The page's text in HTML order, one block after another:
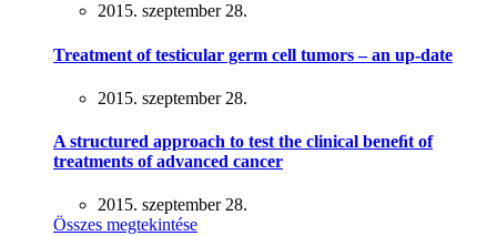
2015. szeptember 28.
Treatment of testicular germ cell tumors – an up-date
2015. szeptember 28.
A structured approach to test the clinical beneﬁt of
treatments of advanced cancer
2015. szeptember 28.
Összes megtekintése